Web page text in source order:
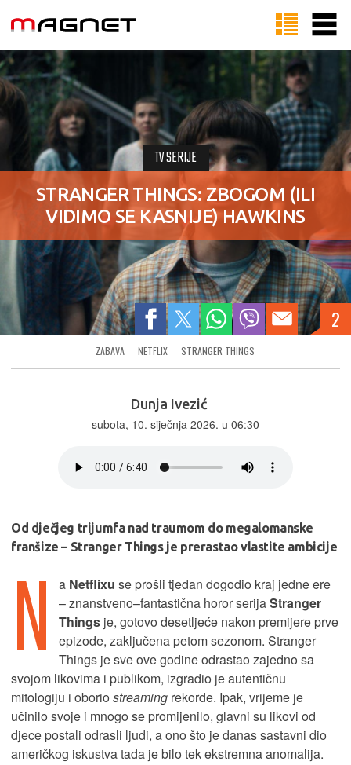
TV SERIJE
STRANGER THINGS: ZBOGOM (ILI
VIDIMO SE KASNIJE) HAWKINS
2
ZABAVA NETFLIX STRANGER THINGS
Dunja Ivezić
subota, 10. siječnja 2026. u 06:30
Od dječjeg trijumfa nad traumom do megalomanske
franšize – Stranger Things je prerastao vlastite ambicije
N a Netflixu se prošli tjedan dogodio kraj jedne ere
– znanstveno–fantastična horor serijaStranger
Things je, gotovo desetljeće nakon premijere prve
epizode, zaključena petom sezonom. Stranger
Things je sve ove godine odrastao zajedno sa
svojom likovima i publikom, izgradio je autentičnu
mitologiju i oborio streaming rekorde. Ipak, vrijeme je
učinilo svoje i mnogo se promijenilo, glavni su likovi od
djece postali odrasli ljudi, a ono što je danas sastavni dio
američkog iskustva tada je bilo tek ekstremna anomalija.